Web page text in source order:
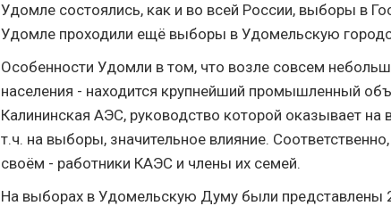
Удомле состоялись, как и во всей России, выборы в
Удомле проходили ещё выборы в Удомельскую
Особенности Удомли в том, что возле совсем
населения - находится крупнейший промышленный
Калининская АЭС, руководство которой оказывает на
т.ч. на выборы, значительное влияние.
своём - работники КАЭС и члены их семей.
На выборах в Удомельскую Думу были представлены